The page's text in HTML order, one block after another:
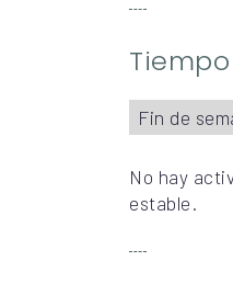
Fin de
No hay
estable.